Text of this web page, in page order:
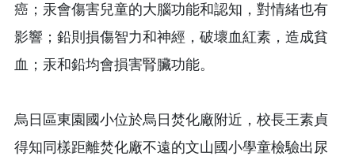
癌；汞會傷害兒童的大腦功能和認知，對情緒也有
影響；鉛則損傷智力和神經，破壞血紅素，造成貧
血；汞和鉛均會損害腎臟功能。
烏日區東園國小位於烏日焚化廠附近，校長王素貞
得知同樣距離焚化廠不遠的文山國小學童檢驗出尿